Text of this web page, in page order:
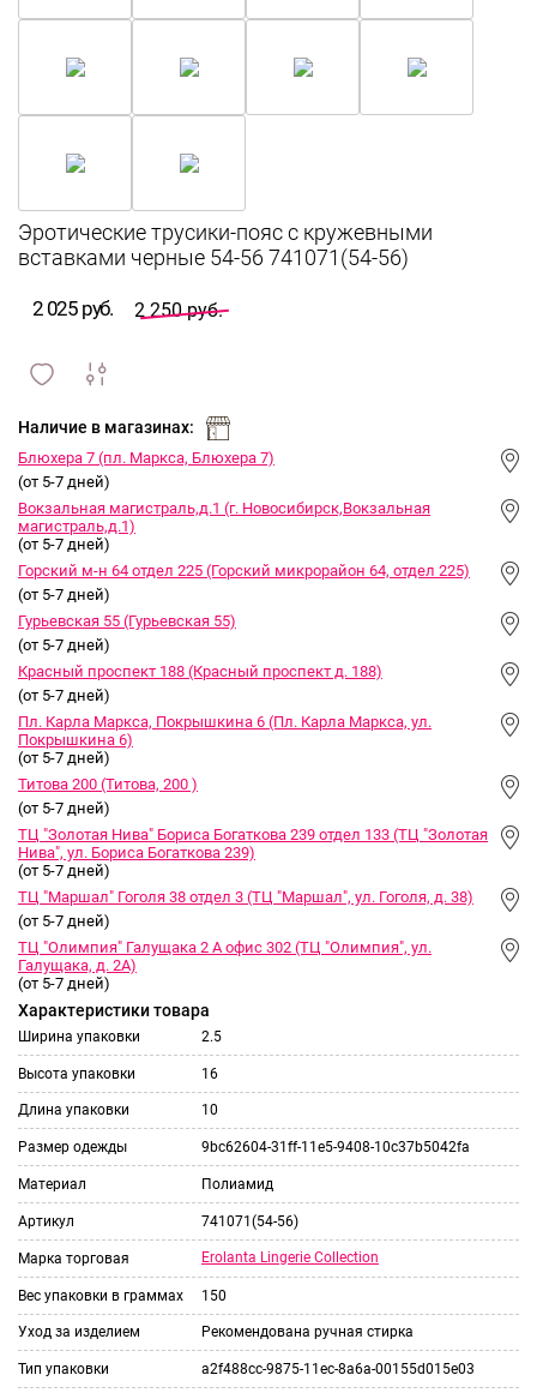
2 025 руб. 2 250 руб.
и
Наличие в магазинах:
Блюхера 7 (пл. Маркса, Блюхера 7)
(от 5-7 дней)
Вокзальная магистраль,д.1 (г. Новосибирск,Вокзальная
магистраль,д.1)
(от 5-7 дней)
Горский м-н 64 отдел 225 (Горский микрорайон 64, отдел 225)
(от 5-7 дней)
Гурьевская 55 (Гурьевская 55)
(от 5-7 дней)
Красный проспект 188 (Красный проспект д. 188)
(от 5-7 дней)
Пл. Карла Маркса, Покрышкина 6 (Пл. Карла Маркса, ул.
Покрышкина 6)
(от 5-7 дней)
Титова 200 (Титова, 200 )
(от 5-7 дней)
ТЦ "Золотая Нива" Бориса Богаткова 239 отдел 133 (ТЦ "Золотая
Нива", ул. Бориса Богаткова 239)
(от 5-7 дней)
ТЦ "Маршал" Гоголя 38 отдел 3 (ТЦ "Маршал", ул. Гоголя, д. 38)
(от 5-7 дней)
ТЦ "Олимпия" Галущака 2 А офис 302 (ТЦ "Олимпия", ул.
Галущака, д. 2А)
(от 5-7 дней)
Характеристики товара
Ширина упаковки 2.5
Высота упаковки 16
Длина упаковки 10
Размер одежды 9bc62604-31ff-11e5-9408-10c37b5042fa
Материал Полиамид
Артикул 741071(54-56)
Марка торговая Erolanta Lingerie Collection
Вес упаковки в граммах 150
Уход за изделием Рекомендована ручная стирка
Тип упаковки a2f488cc-9875-11ec-8a6a-00155d015e03